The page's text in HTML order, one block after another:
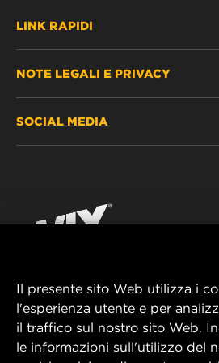
LINK RAPIDI
DOVE ACQUISTARE
CONTATTACI
NOTE LEGALI E PRIVACY
IMPRESSUM
SOCIAL MEDIA
YouTube
MANN+HUMMEL FT Poland
ul. Wrocławska 145,
63-800 GOSTYŃ, POLAND
Il presente sito Web utilizza i
l'esperienza utente e per
il traffico sul nostro sito Web.
le informazioni sull'utilizzo del